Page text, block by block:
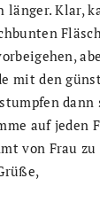
länger. Klar,
mit den
dann
auf jeden
von Frau